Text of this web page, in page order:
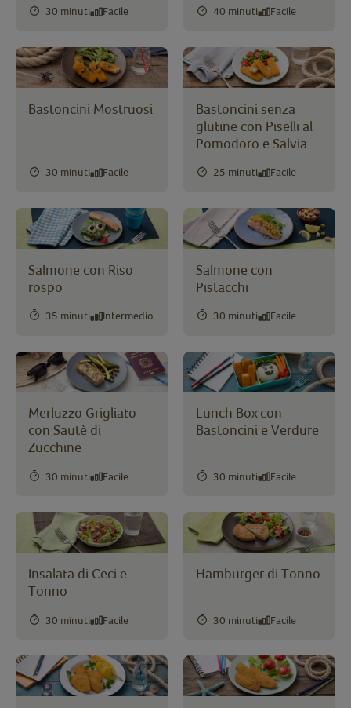
30 minuti Facile 40 minuti Facile
Bastoncini Mostruosi
30 minuti Facile
Bastoncini senza
glutine con Piselli al
Pomodoro e Salvia
25 minuti Facile
Salmone con Riso
rospo
35 minuti Intermedio
Salmone con
Pistacchi
30 minuti Facile
Merluzzo Grigliato
con Sautè di
Zucchine
30 minuti Facile
Lunch Box con
Bastoncini e Verdure
30 minuti Facile
Insalata di Ceci e
Tonno
30 minuti Facile
Hamburger di Tonno
30 minuti Facile